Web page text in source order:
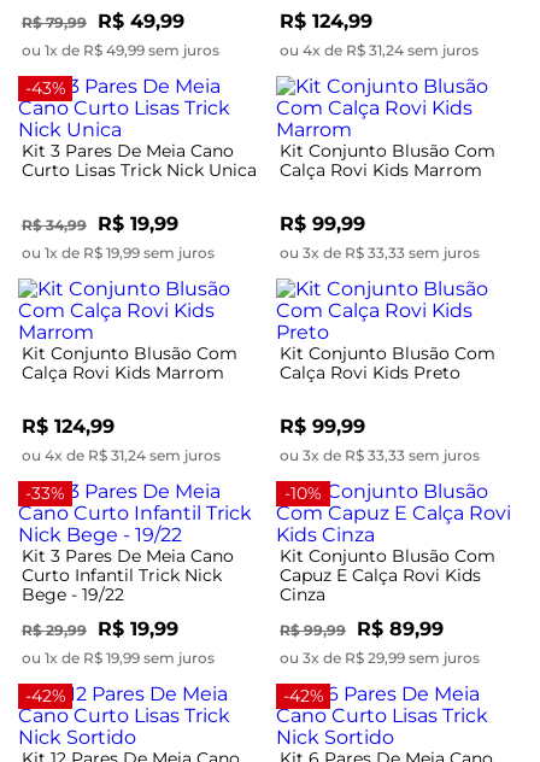
R$ 79,99 R$ 49,99
ou 1x de R$ 49,99 sem juros
R$ 124,99
ou 4x de R$ 31,24 sem juros
-43%
Kit 3 Pares De Meia Cano
Curto Lisas Trick Nick Unica
R$ 34,99 R$ 19,99
ou 1x de R$ 19,99 sem juros
Kit Conjunto Blusão Com
Calça Rovi Kids Marrom
R$ 99,99
ou 3x de R$ 33,33 sem juros
Kit Conjunto Blusão Com
Calça Rovi Kids Marrom
R$ 124,99
ou 4x de R$ 31,24 sem juros
Kit Conjunto Blusão Com
Calça Rovi Kids Preto
R$ 99,99
ou 3x de R$ 33,33 sem juros
-33%
Kit 3 Pares De Meia Cano
Curto Infantil Trick Nick
Bege - 19/22
R$ 29,99 R$ 19,99
ou 1x de R$ 19,99 sem juros
-10%
Kit Conjunto Blusão Com
Capuz E Calça Rovi Kids
Cinza
R$ 99,99 R$ 89,99
ou 3x de R$ 29,99 sem juros
-42% -42%